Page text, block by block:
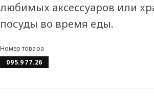
любимых аксессуаров или
посуды во время еды.
Номер товара
095.977.26